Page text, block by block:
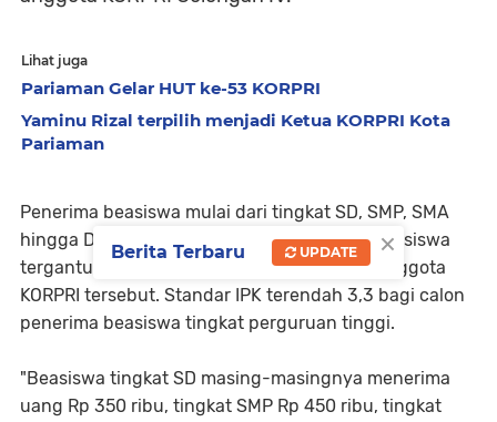
Lihat juga
Pariaman Gelar HUT ke-53 KORPRI
Yaminu Rizal terpilih menjadi Ketua KORPRI Kota
Pariaman
Penerima beasiswa mulai dari tingkat SD, SMP, SMA
hingga Diploma III dan Strata I. Pemberian beasiswa
tergantung pada nilai daripada anak-anak anggota
KORPRI tersebut. Standar IPK terendah 3,3 bagi calon
penerima beasiswa tingkat perguruan tinggi.
"Beasiswa tingkat SD masing-masingnya menerima
uang Rp 350 ribu, tingkat SMP Rp 450 ribu, tingkat
×
Berita Terbaru UPDATE